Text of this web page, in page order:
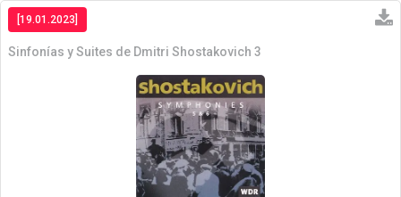
[19.01.2023]
Sinfonías y Suites de Dmitri Shostakovich 3